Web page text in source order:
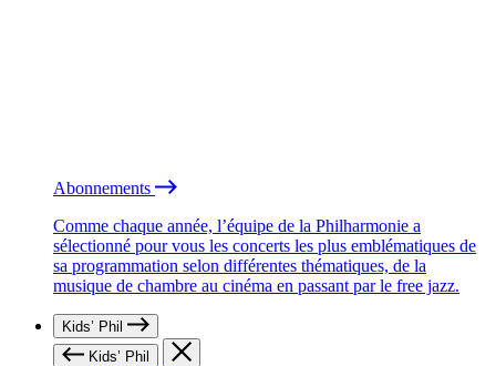
Abonnements
Comme chaque année, l’équipe de la Philharmonie a
sélectionné pour vous les concerts les plus emblématiques de
sa programmation selon différentes thématiques, de la
musique de chambre au cinéma en passant par le free jazz.
Kids’ Phil
Kids’ Phil